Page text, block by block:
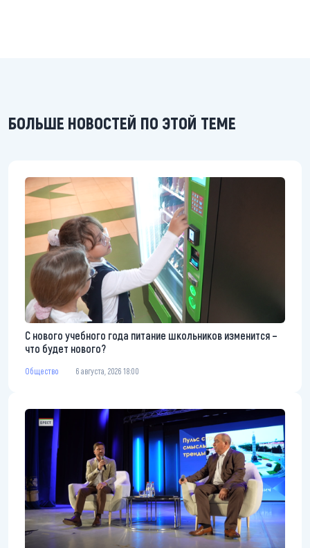
БОЛЬШЕ НОВОСТЕЙ ПО ЭТОЙ ТЕМЕ
С нового учебного года питание школьников изменится –
что будет нового?
Общество 6 августа, 2026 18:00